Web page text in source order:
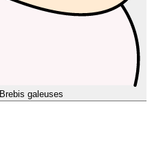
Brebis galeuses